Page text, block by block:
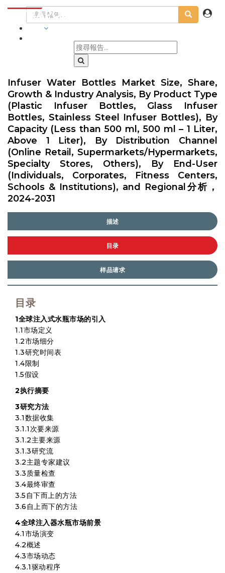
Infuser Water Bottles Market Size, Share,
Growth & Industry Analysis, By Product Type
(Plastic Infuser Bottles, Glass Infuser
Bottles, Stainless Steel Infuser Bottles), By
Capacity (Less than 500 ml, 500 ml – 1 Liter,
Above 1 Liter), By Distribution Channel
(Online Retail, Supermarkets/Hypermarkets,
Specialty Stores, Others), By End-User
(Individuals, Corporates, Fitness Centers,
Schools & Institutions), and Regional分析，
2024-2031
描述
目录
样品请求
目录
1全球注入式水瓶市场的引入
1.1市场定义
1.2市场细分
1.3研究时间表
1.4限制
1.5假设
2执行摘要
3研究方法
3.1数据收集
3.1.1次要来源
3.1.2主要来源
3.1.3研究流
3.2主题专家建议
3.3质量检查
3.4最终审查
3.5自下而上的方法
3.6自上而下的方法
4全球注入器水瓶市场前景
4.1市场演变
4.2概述
4.3市场动态
4.3.1驱动程序